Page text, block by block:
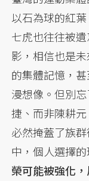
以石為球的紅
七虎也往往被
影，相信也是
的集體記憶，
漫想像。但別
捷、而非陳耕
必然掩蓋了族
中，個人選擇
榮可能被強化